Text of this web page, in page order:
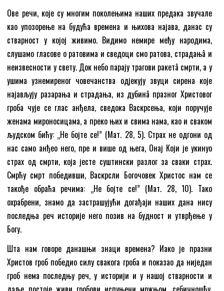
Ове речи, које су многим поколењима наших предака звучале
као упозорење на будућа времена и њихова најава, данас су
стварност у којој живимо. Видимо немире међу народима,
слушамо гласове о ратовима и сведоци смо ратова, страдањâ и
неизвесности у свету. Док небо парају трагови ракетâ смрти, а у
ушима узнемиреног човечанства одјекују звуци сирена које
најављују разарања и страдања, из дубинâ празног Христовог
гроба чује се глас анђела, сведока Васкрсења, који поручује
женама мироносицама, а преко њих и свима нама, као и сваком
људском бићу: „Не бојте се!” (Мат. 28, 5). Страх не одгони од
нас само анђео него, пре и више од њега, Онај Који је укинуо
страх од смрти, која јесте суштински разлог за сваки страх.
Смрћу смрт победивши, Васкрсли Богочовек Христос нам се
такође обраћа речима: „Не бојте се!” (Мат. 28, 10). Тако
охрабрени, знамо да застрашујући догађаји наших дана нису
последња реч историје него позив на будност и утврђење у
Богу.
Шта нам говоре данашњи знаци времена? Иако је празни
Христов гроб победио силу свакога гроба и показао да ниједан
гроб нема последњу реч, у историји и у нашој стварности и